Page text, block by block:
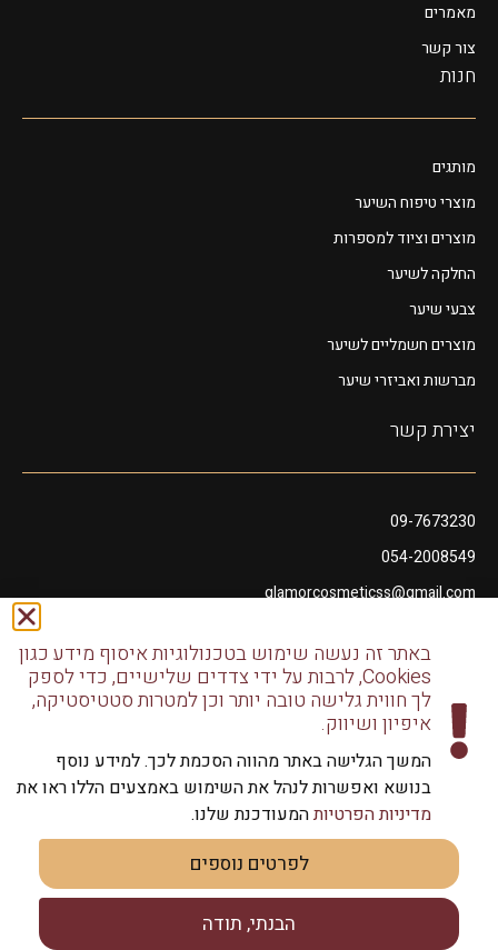
מאמרים
צור קשר
חנות
מותגים
מוצרי טיפוח השיער
מוצרים וציוד למספרות
החלקה לשיער
צבעי שיער
מוצרים חשמליים לשיער
מברשות ואביזרי שיער
יצירת קשר
09-7673230
054-2008549
glamorcosmeticss@gmail.com
דודו דותן 10, נתניה
כל הזכויות שמורות לגלמור שיווק מוצרי שיער | שיווק למספרות
וליחידים
באתר זה נעשה שימוש בטכנולוגיות איסוף מידע כגון
Cookies, לרבות על ידי צדדים שלישיים, כדי לספק
לך חווית גלישה טובה יותר וכן למטרות סטטיסטיקה,
איפיון ושיווק.
המשך הגלישה באתר מהווה הסכמת לכך. למידע נוסף
בנושא ואפשרות לנהל את השימוש באמצעים הללו ראו את
מדיניות הפרטיותהמעודכנת שלנו.
לפרטים נוספים
הבנתי, תודה